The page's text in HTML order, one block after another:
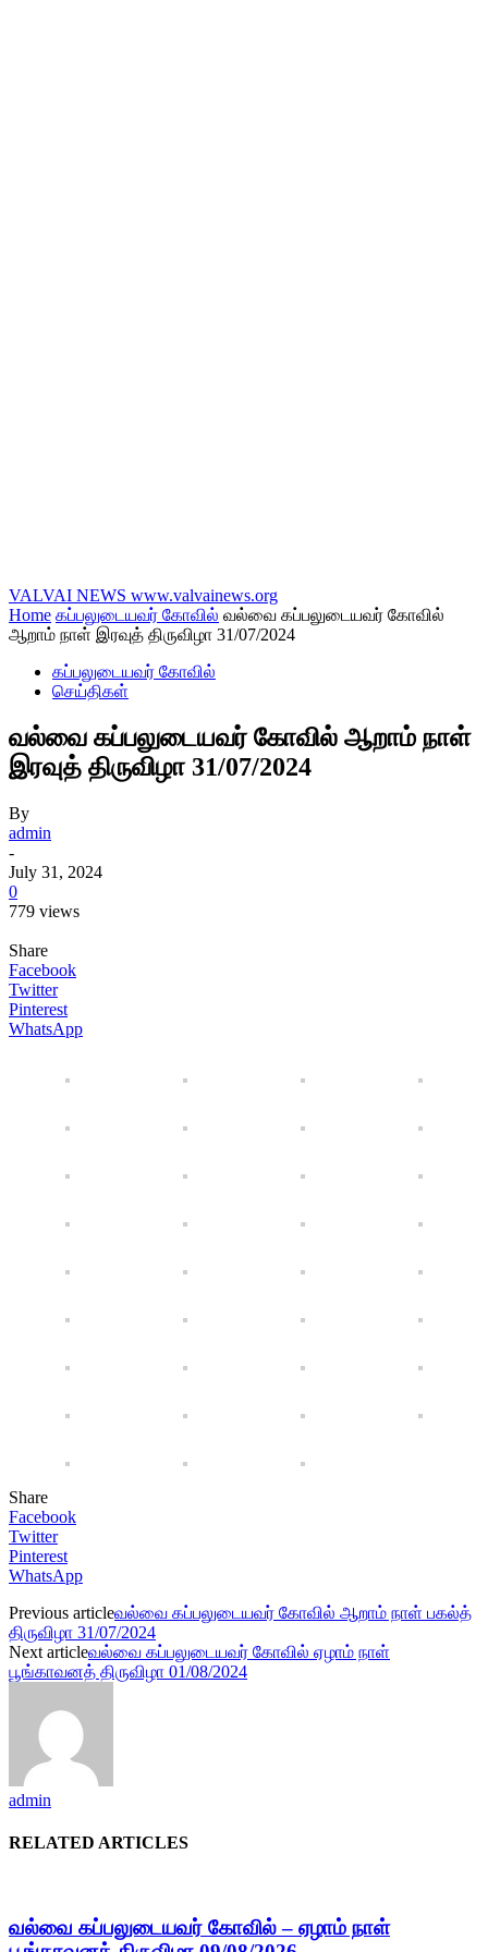
VALVAI NEWS www.valvainews.org
Home கப்பலுடையவர் கோவில் வல்வை கப்பலுடையவர் கோவில்
ஆறாம் நாள் இரவுத் திருவிழா 31/07/2024
கப்பலுடையவர் கோவில்
செய்திகள்
வல்வை கப்பலுடையவர் கோவில் ஆறாம் நாள்
இரவுத் திருவிழா 31/07/2024
By
admin
-
July 31, 2024
0
779 views
Share
Facebook
Twitter
Pinterest
WhatsApp
Share
Facebook
Twitter
Pinterest
WhatsApp
Previous articleவல்வை கப்பலுடையவர் கோவில் ஆறாம் நாள் பகல்த்
திருவிழா 31/07/2024
Next articleவல்வை கப்பலுடையவர் கோவில் ஏழாம் நாள்
பூங்காவனத் திருவிழா 01/08/2024
admin
RELATED ARTICLES
வல்வை கப்பலுடையவர் கோவில் – ஏழாம் நாள்